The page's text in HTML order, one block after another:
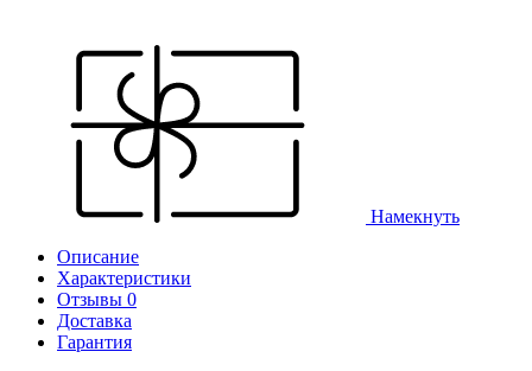
Намекнуть
Описание
Характеристики
Отзывы 0
Доставка
Гарантия